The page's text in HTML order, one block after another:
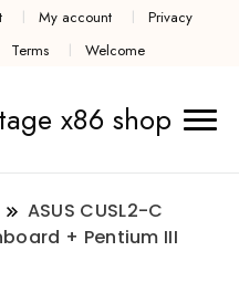
My account
Privacy
Terms Welcome
x86 shop
ASUS CUSL2-C
+ Pentium III